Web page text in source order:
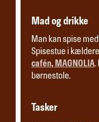
Mad og drikke
Man kan spise
Spisestue i
cafén, MAGNOLIA.
børnestole.
Tasker